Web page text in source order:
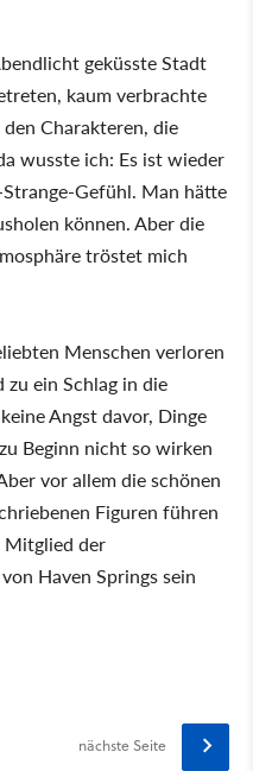
geküsste Stadt
kaum verbrachte
Charakteren, die
wusste ich: Es ist wieder
Gefühl. Man hätte
können. Aber die
tröstet mich
Menschen verloren
ein Schlag in die
Angst davor, Dinge
Beginn nicht so wirken
vor allem die schönen
Figuren führen
Mitglied der
Haven Springs sein
nächste Seite